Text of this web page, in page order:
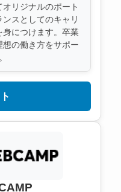
リジナルのポート
スとしてのキャリ
身につけます。卒業
の働き方をサポー